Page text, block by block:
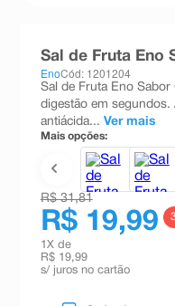
esmalte
absorvente
10ºshampoo
Sal de Fruta Eno
EnoCód: 1201204
Sal de Fruta Eno Sabor
digestão em segundos.
antiácida... Ver mais
Mais opções:
R$ 31,81
R$ 19,99
1 X de
R$ 19,99
s/ juros no cartão